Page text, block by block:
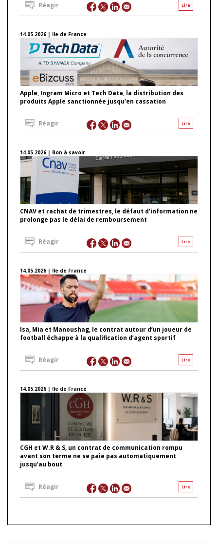
Lire
Réagir
14.05.2026 | Ile de France
Apple, Ingram Micro et Tech Data, la distribution des
produits Apple sanctionnée jusqu’en cassation
Lire
Réagir
14.05.2026 | Bon à savoir
CNAV et rachat de trimestres, le défaut d’information ne
prolonge pas le délai de remboursement
Lire
Réagir
14.05.2026 | Ile de France
Isa, Mia et Manoushag, le contrat autour d’un joueur de
football échappe à la qualification d’agent sportif
Lire
Réagir
14.05.2026 | Ile de France
CGH et W.R & S, un contrat de communication rompu
avant son terme ne se paie pas automatiquement
jusqu’au bout
Lire
Réagir